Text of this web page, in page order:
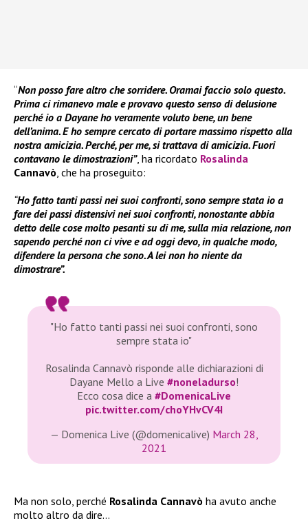
“Non posso fare altro che sorridere. Oramai faccio solo questo.
Prima ci rimanevo male e provavo questo senso di delusione
perché io a Dayane ho veramente voluto bene, un bene
dell’anima. E ho sempre cercato di portare massimo rispetto alla
nostra amicizia. Perché, per me, si trattava di amicizia. Fuori
contavano le dimostrazioni”, ha ricordato Rosalinda
Cannavò, che ha proseguito:
“Ho fatto tanti passi nei suoi confronti, sono sempre stata io a
fare dei passi distensivi nei suoi confronti, nonostante abbia
detto delle cose molto pesanti su di me, sulla mia relazione, non
sapendo perché non ci vive e ad oggi devo, in qualche modo,
difendere la persona che sono. A lei non ho niente da
dimostrare”.
"Ho fatto tanti passi nei suoi confronti, sono
sempre stata io"
Rosalinda Cannavò risponde alle dichiarazioni di
Dayane Mello a Live #noneladurso!
Ecco cosa dice a #DomenicaLive
pic.twitter.com/choYHvCV4I
— Domenica Live (@domenicalive) March 28,
2021
Ma non solo, perché Rosalinda Cannavò ha avuto anche
molto altro da dire…